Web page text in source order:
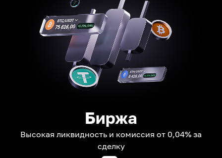
Биржа
Высокая ликвидность и комиссия от 0,04% за
сделку